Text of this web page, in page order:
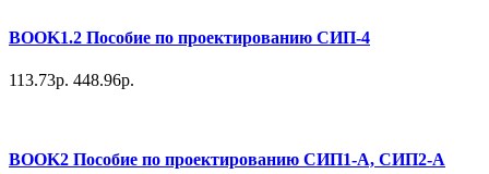
BOOK1.2 Пособие по проектированию СИП-4
113.73р. 448.96р.
BOOK2 Пособие по проектированию СИП1-А, СИП2-А